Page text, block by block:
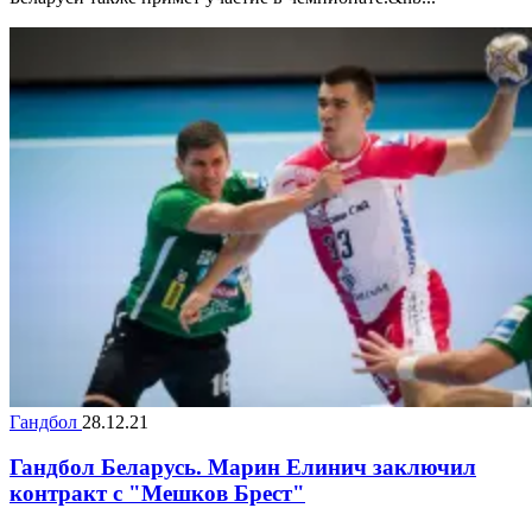
Гандбол 28.12.21
Гандбол Беларусь. Марин Елинич заключил
контракт с "Мешков Брест"